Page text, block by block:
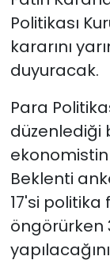
Politikası
kararını
duyuracak.
Para
düzenlediği
ekonomistin
Beklenti
17'si politika
öngörürken
Video
YAŞAM
Yazarlar